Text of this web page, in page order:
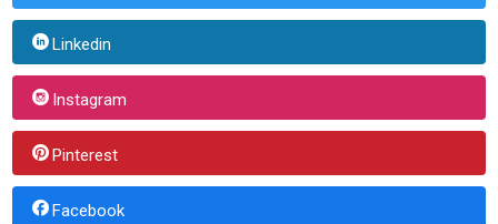
Linkedin
Instagram
Pinterest
Facebook